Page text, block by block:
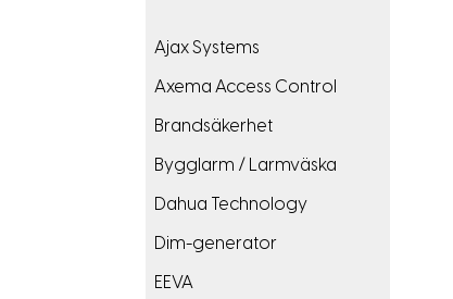
Ajax Systems
Axema Access Control
Brandsäkerhet
Bygglarm / Larmväska
Dahua Technology
Dim-generator
EEVA